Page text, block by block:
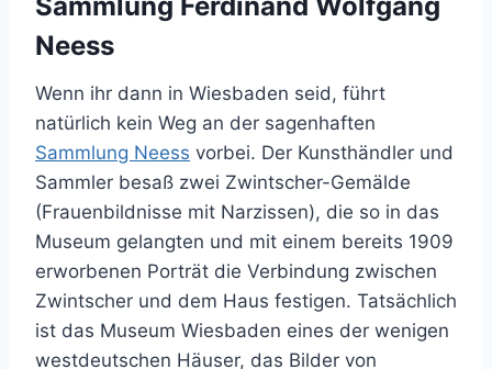
Neess
Wenn ihr dann in Wiesbaden seid, führt
natürlich kein Weg an der sagenhaften
Sammlung Neess vorbei. Der Kunsthändler und
Sammler besaß zwei Zwintscher-Gemälde
(Frauenbildnisse mit Narzissen), die so in das
Museum gelangten und mit einem bereits 1909
erworbenen Porträt die Verbindung zwischen
Zwintscher und dem Haus festigen. Tatsächlich
ist das Museum Wiesbaden eines der wenigen
westdeutschen Häuser, das Bilder von